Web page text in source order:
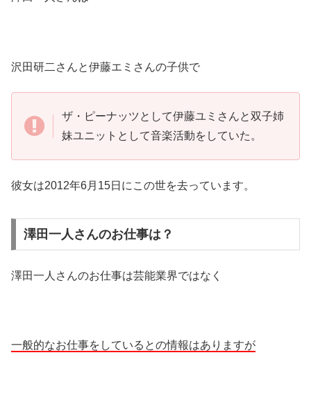
沢田研二さんと伊藤エミさんの子供で
ザ・ピーナッツとして伊藤ユミさんと双子姉
妹ユニットとして音楽活動をしていた。
彼女は2012年6月15日にこの世を去っています。
澤田一人さんのお仕事は？
澤田一人さんのお仕事は芸能業界ではなく
一般的なお仕事をしているとの情報はありますが